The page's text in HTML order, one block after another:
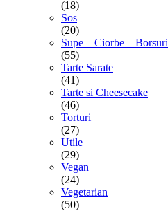
(18)
Sos
(20)
Supe – Ciorbe – Borsuri
(55)
Tarte Sarate
(41)
Tarte si Cheesecake
(46)
Torturi
(27)
Utile
(29)
Vegan
(24)
Vegetarian
(50)